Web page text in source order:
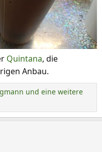
Quintana, die
Anbau.
und eine weitere